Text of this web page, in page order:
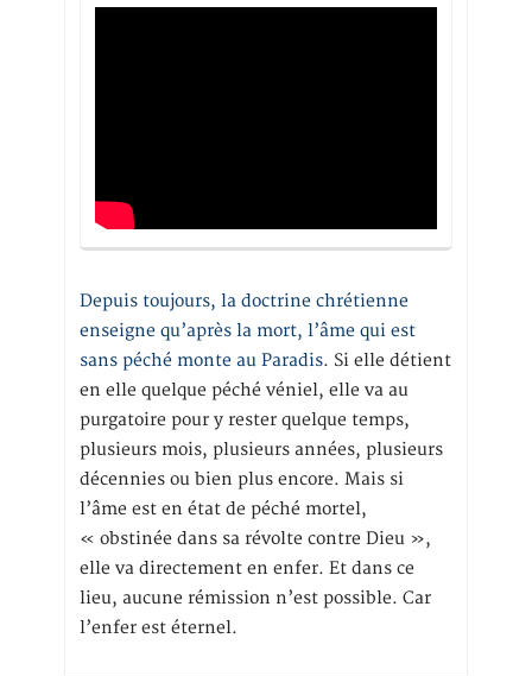
Depuis toujours, la doctrine chrétienne
enseigne qu’après la mort, l’âme qui est
sans péché monte au Paradis. Si elle détient
en elle quelque péché véniel, elle va au
purgatoire pour y rester quelque temps,
plusieurs mois, plusieurs années, plusieurs
décennies ou bien plus encore. Mais si
l’âme est en état de péché mortel,
« obstinée dans sa révolte contre Dieu »,
elle va directement en enfer. Et dans ce
lieu, aucune rémission n’est possible. Car
l’enfer est éternel.